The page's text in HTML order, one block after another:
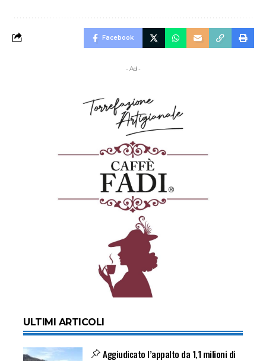
Facebook
- Ad -
ULTIMI ARTICOLI
Aggiudicato l’appalto da 1,1 milioni di